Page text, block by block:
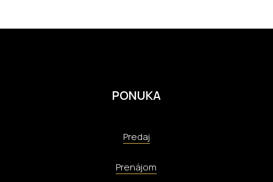
PONUKA
Predaj
Prenájom